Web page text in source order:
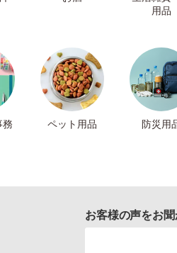
用品
務
ペット用品 防災用
お客様の声をお